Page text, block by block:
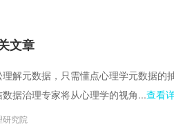
文章
解元数据，只需懂点心理学元数据的
据治理专家将从心理学的视角...查看
究院